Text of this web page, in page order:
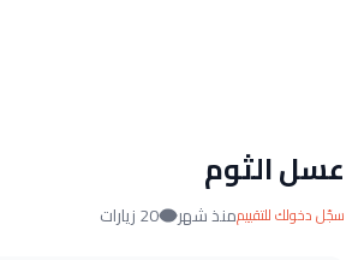
عسل الثوم
سجّل دخولك للتقييممنذ شهر 20 زيارات